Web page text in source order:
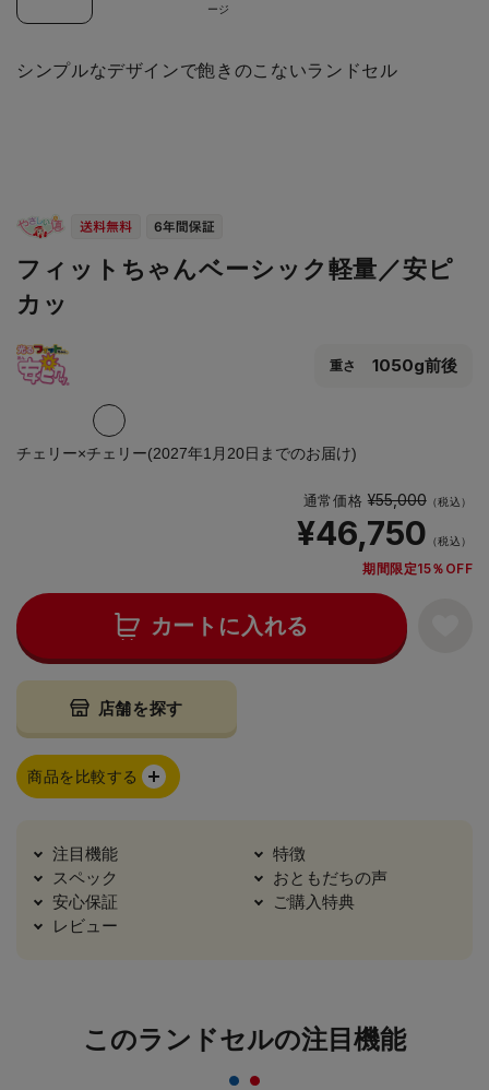
ージ
シンプルなデザインで飽きのこないランドセル
フィットちゃんベーシック軽量／安ピ
カッ
重さ 1050g前後
チェリー×チェリー(2027年1月20日までのお届け)
通常価格¥55,000（税込）
¥46,750 （税込）
期間限定15％OFF
カートに入れる
店舗を探す
商品を比較する
注目機能
特徴
スペック
おともだちの声
安心保証
ご購入特典
レビュー
このランドセルの注目機能